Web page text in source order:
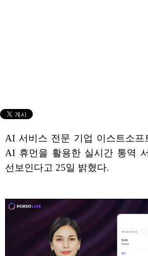
AI 서비스 전문 기업 이스트소프
AI 휴먼을 활용한 실시간 통역
선보인다고 25일 밝혔다.